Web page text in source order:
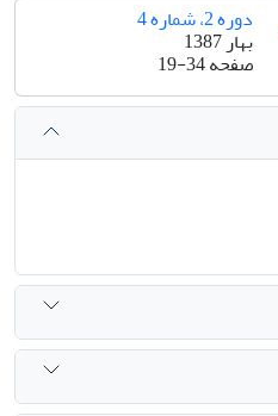
دوره 2، شماره 4
بهار 1387
صفحه19-34